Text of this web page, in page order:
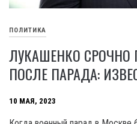
ПОЛИТИКА
ЛУКАШЕНКО
ПОСЛЕ ПАРАДА:
10 МАЯ, 2023